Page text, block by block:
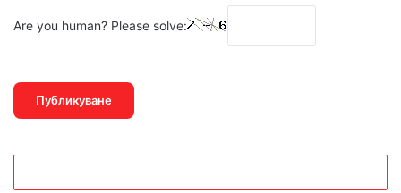
Are you human? Please solve: